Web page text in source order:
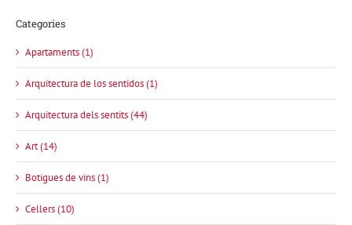
Categories
Apartaments (1)
Arquitectura de los sentidos (1)
Arquitectura dels sentits (44)
Art (14)
Botigues de vins (1)
Cellers (10)